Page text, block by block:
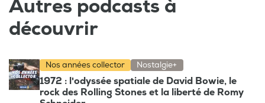
Autres podcasts à
découvrir
Nos années collector Nostalgie+
1972 : l'odyssée spatiale de David Bowie, le
rock des Rolling Stones et la liberté de Romy